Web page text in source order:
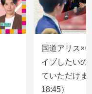
国道アリス×
イブしたいの
ていただけ
18:45）